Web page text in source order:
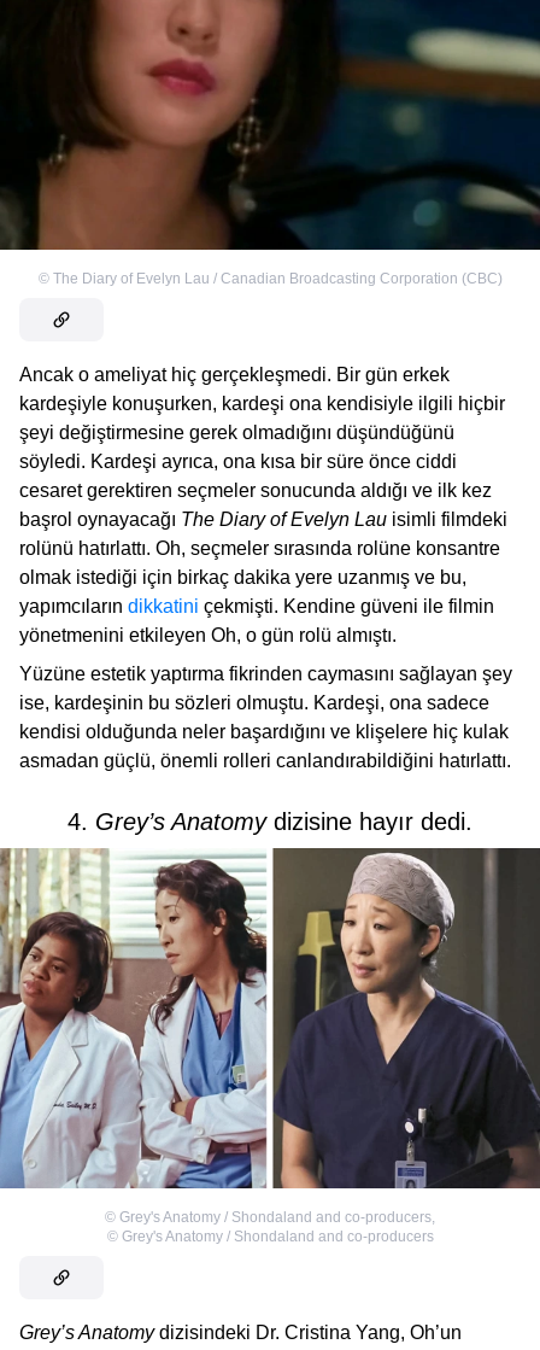
© The Diary of Evelyn Lau / Canadian Broadcasting Corporation (CBC)
Ancak o ameliyat hiç gerçekleşmedi. Bir gün erkek
kardeşiyle konuşurken, kardeşi ona kendisiyle ilgili hiçbir
şeyi değiştirmesine gerek olmadığını düşündüğünü
söyledi. Kardeşi ayrıca, ona kısa bir süre önce ciddi
cesaret gerektiren seçmeler sonucunda aldığı ve ilk kez
başrol oynayacağı The Diary of Evelyn Lau isimli filmdeki
rolünü hatırlattı. Oh, seçmeler sırasında rolüne konsantre
olmak istediği için birkaç dakika yere uzanmış ve bu,
yapımcıların dikkatini çekmişti. Kendine güveni ile filmin
yönetmenini etkileyen Oh, o gün rolü almıştı.
Yüzüne estetik yaptırma fikrinden caymasını sağlayan şey
ise, kardeşinin bu sözleri olmuştu. Kardeşi, ona sadece
kendisi olduğunda neler başardığını ve klişelere hiç kulak
asmadan güçlü, önemli rolleri canlandırabildiğini hatırlattı.
4. Grey’s Anatomydizisine hayır dedi.
© Grey's Anatomy / Shondaland and co-producers,
© Grey's Anatomy / Shondaland and co-producers
Grey’s Anatomydizisindeki Dr. Cristina Yang, Oh’un